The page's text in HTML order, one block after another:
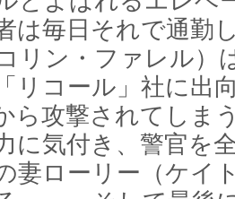
は毎日それで通勤
リン・ファレル）
リコール」社に出
ら攻撃されてしま
に気付き、警官を
妻ローリー（ケイ